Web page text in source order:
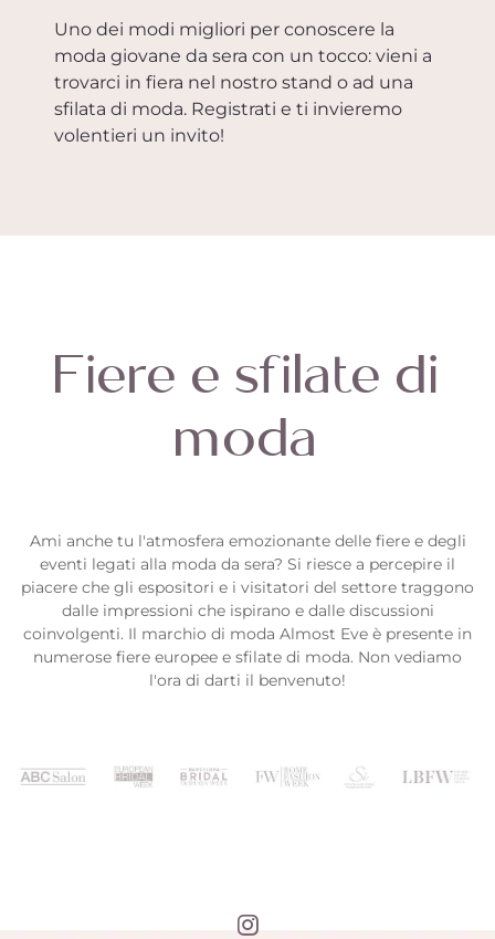
Uno dei modi migliori per conoscere la
moda giovane da sera con un tocco: vieni a
trovarci in fiera nel nostro stand o ad una
sfilata di moda. Registrati e ti invieremo
volentieri un invito!
Fiere e sfilate di
moda
Ami anche tu l'atmosfera emozionante delle fiere e degli
eventi legati alla moda da sera? Si riesce a percepire il
piacere che gli espositori e i visitatori del settore traggono
dalle impressioni che ispirano e dalle discussioni
coinvolgenti. Il marchio di moda Almost Eve è presente in
numerose fiere europee e sfilate di moda. Non vediamo
l'ora di darti il benvenuto!